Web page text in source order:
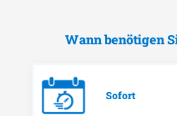
Wann benötigen
Sofort